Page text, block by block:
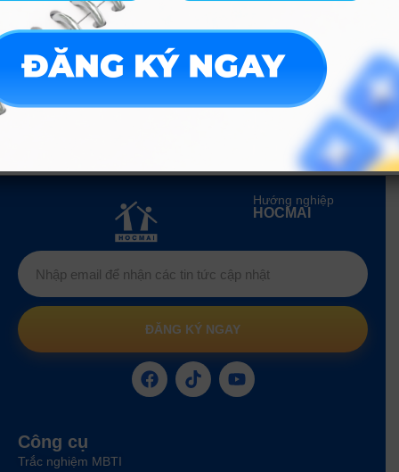
C02, D07
Kỹ thuật thực phẩm (chuyên
phẩm)
C02, D07
22.4
A00, A01,
20.43
Hướng nghiệp
HOCMAI
ĐĂNG KÝ NGAY
Công cụ
Trắc nghiệm MBTI